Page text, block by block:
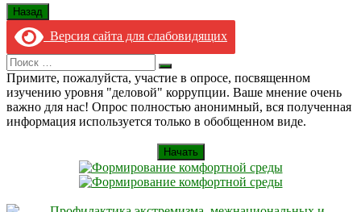
Версия сайта для слабовидящих
Search
for:
Искать
Примите, пожалуйста, участие в опросе, посвященном
изучению уровня "деловой" коррупции. Ваше мнение очень
важно для нас! Опрос полностью анонимный, вся полученная
информация используется только в обобщенном виде.
Начать